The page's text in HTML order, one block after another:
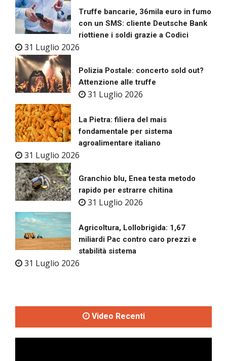
Truffe bancarie, 36mila euro in fumo
con un SMS: cliente Deutsche Bank
riottiene i soldi grazie a Codici
31 Luglio 2026
Polizia Postale: concerto sold out?
Attenzione alle truffe
31 Luglio 2026
La Pietra: filiera del mais
fondamentale per sistema
agroalimentare italiano
31 Luglio 2026
Granchio blu, Enea testa metodo
rapido per estrarre chitina
31 Luglio 2026
Agricoltura, Lollobrigida: 1,67
miliardi Pac contro caro prezzi e
stabilità sistema
31 Luglio 2026
Video Recenti